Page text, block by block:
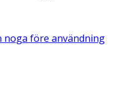
noga före användning